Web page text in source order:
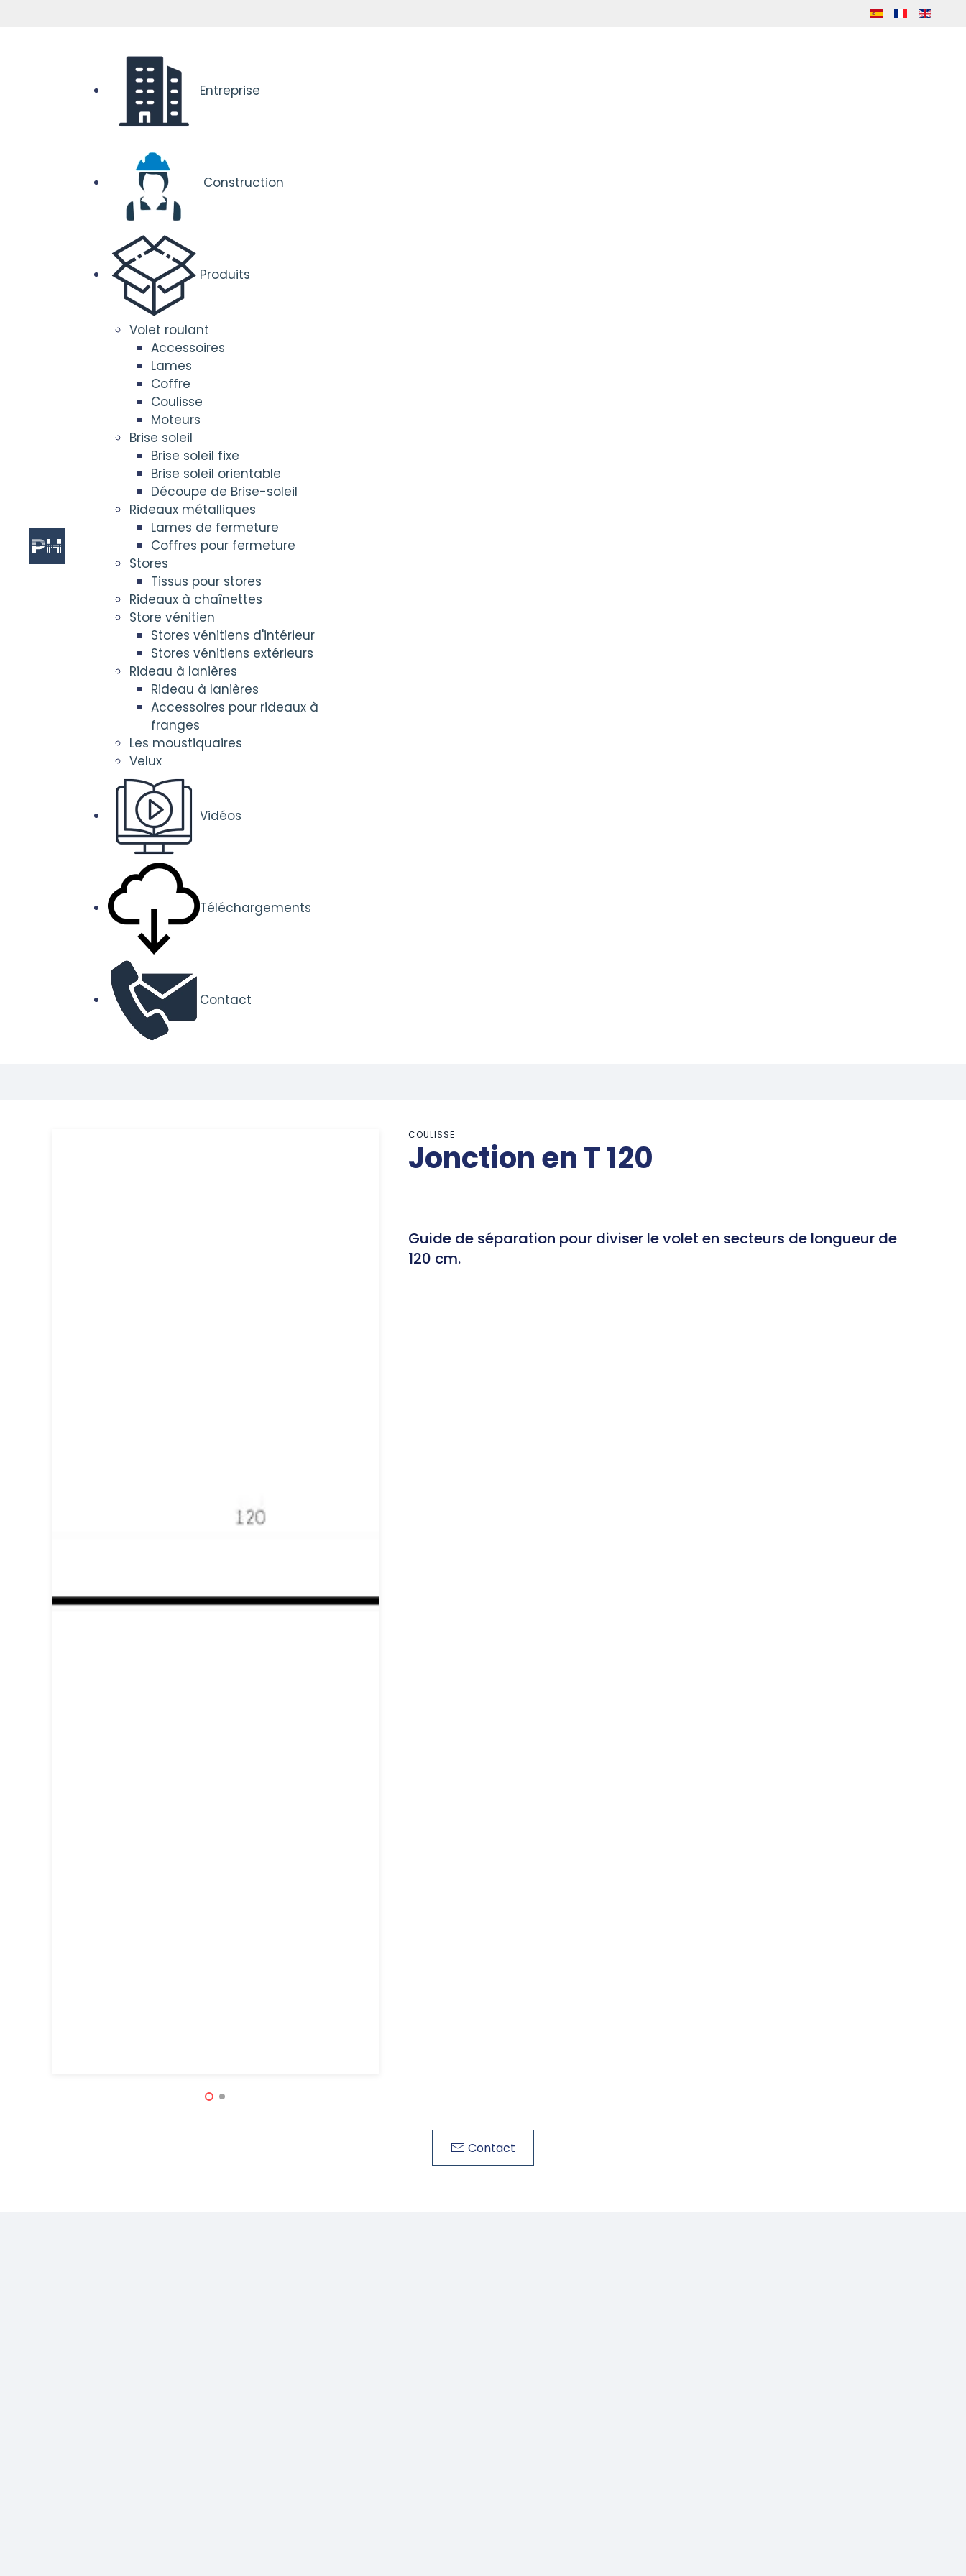
Entreprise
Construction
Produits
Volet roulant
Accessoires
Lames
Coffre
Coulisse
Moteurs
Brise soleil
Brise soleil fixe
Brise soleil orientable
Découpe de Brise-soleil
Rideaux métalliques
Lames de fermeture
Coffres pour fermeture
Stores
Tissus pour stores
Rideaux à chaînettes
Store vénitien
Stores vénitiens d'intérieur
Stores vénitiens extérieurs
Rideau à lanières
Rideau à lanières
Accessoires pour rideaux à
franges
Les moustiquaires
Velux
Vidéos
Téléchargements
Contact
COULISSE
Jonction en T 120
Guide de séparation pour diviser le volet en secteurs de longueur de
120 cm.
Contact